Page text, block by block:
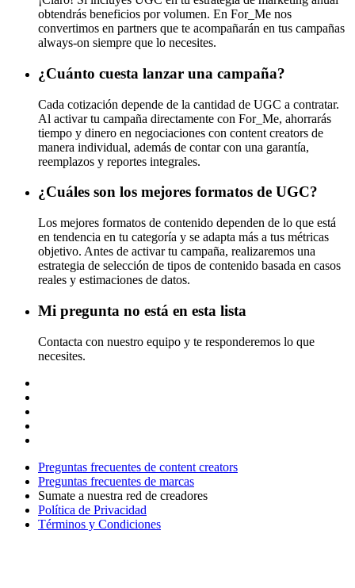
obtendrás beneficios por volumen. En For_Me nos
convertimos en partners que te acompañarán en tus campañas
always-on siempre que lo necesites.
¿Cuánto cuesta lanzar una campaña?
Cada cotización depende de la cantidad de UGC a contratar.
Al activar tu campaña directamente con For_Me, ahorrarás
tiempo y dinero en negociaciones con content creators de
manera individual, además de contar con una garantía,
reemplazos y reportes integrales.
¿Cuáles son los mejores formatos de UGC?
Los mejores formatos de contenido dependen de lo que está
en tendencia en tu categoría y se adapta más a tus métricas
objetivo. Antes de activar tu campaña, realizaremos una
estrategia de selección de tipos de contenido basada en casos
reales y estimaciones de datos.
Mi pregunta no está en esta lista
Contacta con nuestro equipo y te responderemos lo que
necesites.
Preguntas frecuentes de content creators
Preguntas frecuentes de marcas
Sumate a nuestra red de creadores
Política de Privacidad
Términos y Condiciones